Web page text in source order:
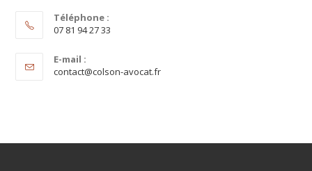
Téléphone :
07 81 94 27 33
E-mail :
contact@colson-avocat.fr